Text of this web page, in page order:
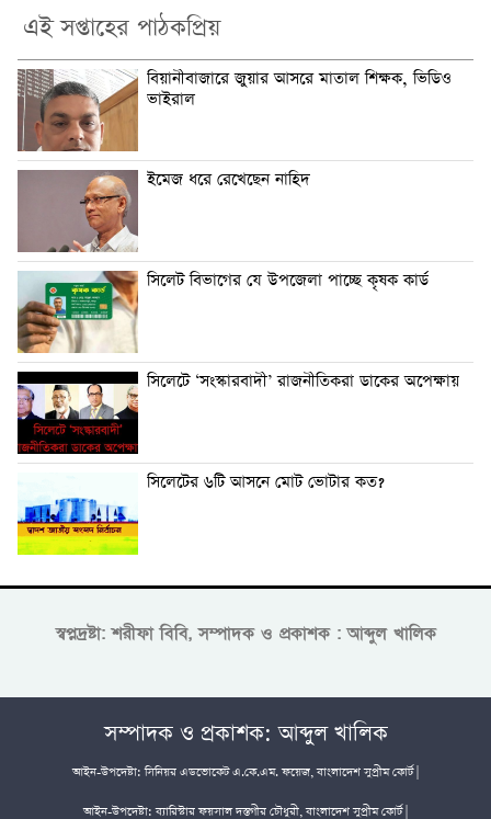
এই সপ্তাহের পাঠকপ্রিয়
বিয়ানীবাজারে জুয়ার আসরে মাতাল শিক্ষক, ভিডিও
ভাইরাল
ইমেজ ধরে রেখেছেন নাহিদ
সিলেট বিভাগের যে উপজেলা পাচ্ছে কৃষক কার্ড
সিলেটে ‘সংস্কারবাদী’ রাজনীতিকরা ডাকের অপেক্ষায়
সিলেটের ৬টি আসনে মোট ভোটার কত?
স্বপ্নদ্রষ্টা: শরীফা বিবি, সম্পাদক ও প্রকাশক : আব্দুল খালিক
সম্পাদক ও প্রকাশক: আব্দুল খালিক
আইন-উপদেষ্টা: সিনিয়র এডভোকেট এ.কে.এম. ফয়েজ, বাংলাদেশ সুপ্রীম কোর্ট |
আইন-উপদেষ্টা: ব্যারিস্টার ফয়সাল দস্তগীর চৌধুরী, বাংলাদেশ সুপ্রীম কোর্ট |